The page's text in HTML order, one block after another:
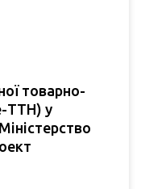
товарно-
ТТН) у